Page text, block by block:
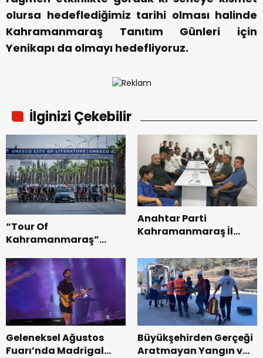
olursa hedeflediğimiz tarihi olması halinde
Kahramanmaraş Tanıtım Günleri için
Yenikapı da olmayı hedefliyoruz.
İlginizi Çekebilir
“Tour Of
Kahramanmaraş”
Bisikleti Turnuvası
Tamamlandı.
Anahtar Parti
Kahramanmaraş İl
Teşkilatı ile buluştu.
Geleneksel Ağustos
Fuarı’nda Madrigal
Büyükşehirden Gerçeği
Aratmayan Yangın ve